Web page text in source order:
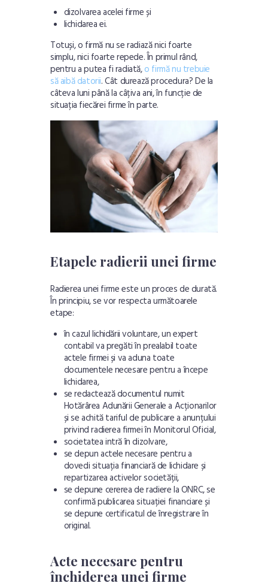
dizolvarea acelei firme și
lichidarea ei.
Totuși, o firmă nu se radiază nici foarte
simplu, nici foarte repede. În primul rând,
pentru a putea fi radiată,o firmă nu trebuie
să aibă datorii. Cât durează procedura? De la
câteva luni până la câțiva ani, în funcție de
situația fiecărei firme în parte.
Etapele radierii unei firme
Radierea unei firme este un proces de durată.
În principiu, se vor respecta următoarele
etape:
în cazul lichidării voluntare, un expert
contabil va pregăti în prealabil toate
actele firmei și va aduna toate
documentele necesare pentru a începe
lichidarea,
se redactează documentul numit
Hotărârea Adunării Generale a Acționarilor
și se achită tariful de publicare a anunțului
privind radierea firmei în Monitorul Oficial,
societatea intră în dizolvare,
se depun actele necesare pentru a
dovedi situația financiară de lichidare și
repartizarea activelor societății,
se depune cererea de radiere la ONRC, se
confirmă publicarea situației financiare și
se depune certificatul de înregistrare în
original.
Acte necesare pentru
închiderea unei firme